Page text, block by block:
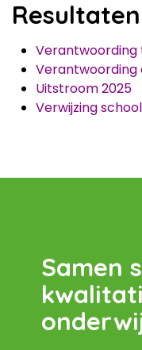
Resultaten
Verantwoording
Verantwoording
Uitstroom2025
Verwijzing
Samen